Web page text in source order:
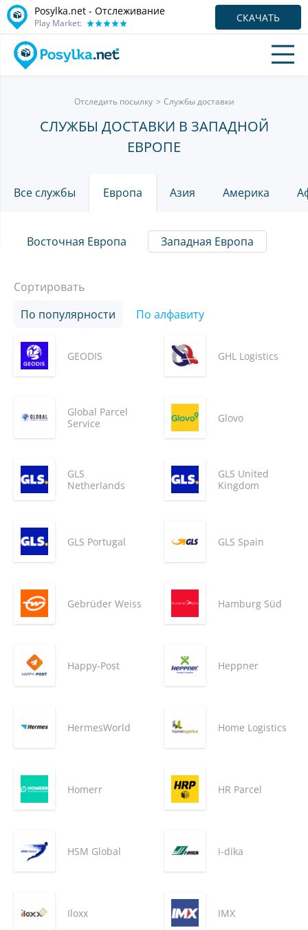
Posylka.net - Отслеживание
Play Market: СКАЧАТЬ
Отследить посылку Службы доставки
СЛУЖБЫ ДОСТАВКИ В ЗАПАДНОЙ
ЕВРОПЕ
Все службы Европа Азия Америка
Восточная Европа Западная Европа
Сортировать
По популярности
По алфавиту
GEODIS GHL Logistics
Global Parcel
Service
Glovo
GLS
Netherlands
GLS United
Kingdom
GLS Portugal GLS Spain
Gebrüder Weiss Hamburg Süd
Happy-Post Heppner
HermesWorld Home Logistics
Homerr HR Parcel
HSM Global i-dika
Iloxx IMX